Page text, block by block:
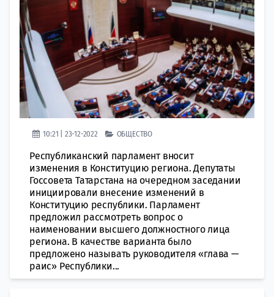
10:21 | 23-12-2022 ОБЩЕСТВО
Республиканский парламент вносит
изменения в Конституцию региона. Депутаты
Госсовета Татарстана на очередном заседании
инициировали внесение изменений в
Конституцию республики. Парламент
предложил рассмотреть вопрос о
наименовании высшего должностного лица
региона. В качестве варианта было
предложено называть руководителя «глава —
раис» Республики...